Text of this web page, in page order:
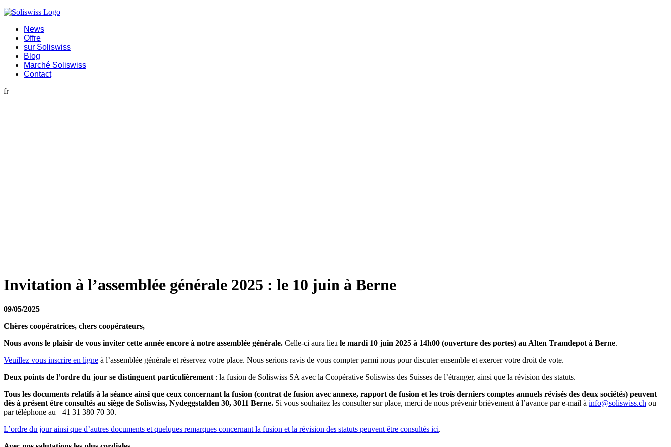
News
Offre
sur Soliswiss
Blog
Marché Soliswiss
Contact
fr
Invitation à l’assemblée générale 2025 : le 10 juin à Berne
09/05/2025
Chères coopératrices, chers coopérateurs,
Nous avons le plaisir de vous inviter cette année encore à notre assemblée générale. Celle-ci aura lieu le mardi 10 juin 2025 à 14h00 (ouverture des portes) au Alten Tramdepot à Berne.
Veuillez vous inscrire en ligne à l’assemblée générale et réservez votre place. Nous serions ravis de vous compter parmi nous pour discuter ensemble et exercer votre droit de vote.
Deux points de l’ordre du jour se distinguent particulièrement : la fusion de Soliswiss SA avec la Coopérative Soliswiss des Suisses de l’étranger, ainsi que la révision des statuts.
Tous les documents relatifs à la séance ainsi que ceux concernant la fusion (contrat de fusion avec annexe, rapport de fusion et les trois derniers comptes annuels révisés des deux sociétés) peuvent
dès à présent être consultés au siège de Soliswiss, Nydeggstalden 30, 3011 Berne. Si vous souhaitez les consulter sur place, merci de nous prévenir brièvement à l’avance par e-mail à info@soliswiss.ch ou
par téléphone au +41 31 380 70 30.
L’ordre du jour ainsi que d’autres documents et quelques remarques concernant la fusion et la révision des statuts peuvent être consultés ici.